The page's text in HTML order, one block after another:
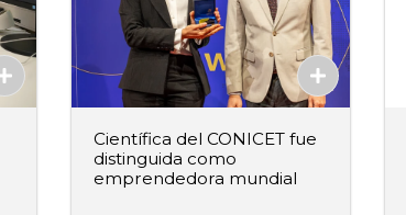
Científica del CONICET fue
distinguida como
emprendedora mundial